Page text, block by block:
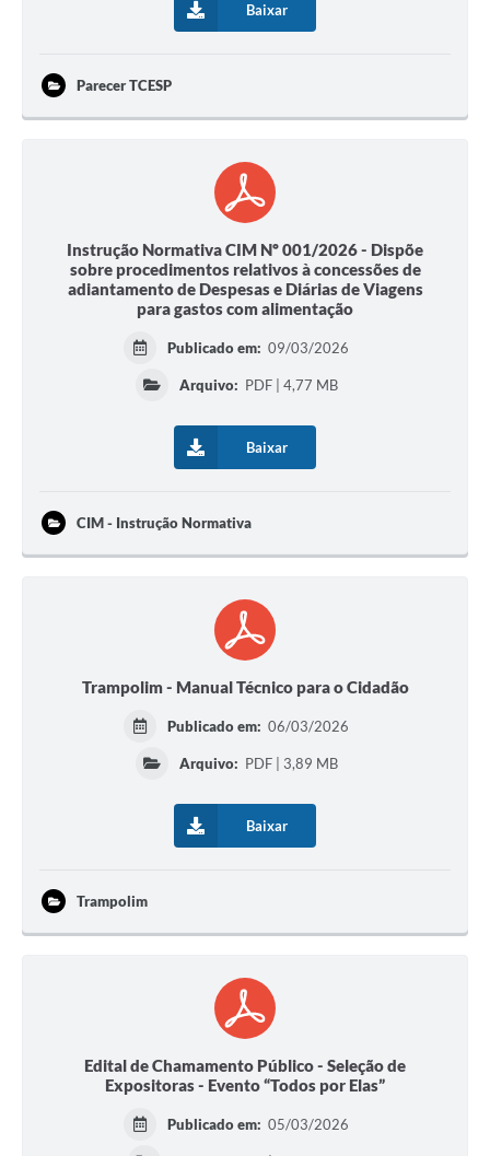
Baixar
Parecer TCESP
Instrução Normativa CIM Nº 001/2026 - Dispõe
sobre procedimentos relativos à concessões de
adiantamento de Despesas e Diárias de Viagens
para gastos com alimentação
Publicado em: 09/03/2026
Arquivo: PDF | 4,77 MB
Baixar
CIM - Instrução Normativa
Trampolim - Manual Técnico para o Cidadão
Publicado em: 06/03/2026
Arquivo: PDF | 3,89 MB
Baixar
Trampolim
Edital de Chamamento Público - Seleção de
Expositoras - Evento “Todos por Elas”
Publicado em: 05/03/2026